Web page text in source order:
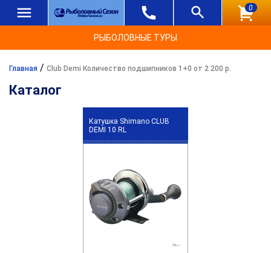
0
РЫБОЛОВНЫЕ ТУРЫ
Главная / Club Demi Количество подшипников 1+0 от 2 200 р.
Каталог
Катушка Shimano CLUB
DEMI 10 RL